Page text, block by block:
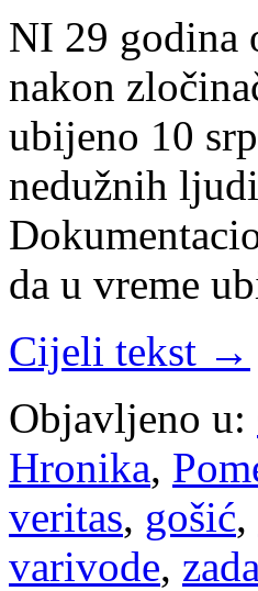
NI 29 godina
nakon
ubijeno 10
nedužnih
da u vreme
Cijeli tekst →
Objavljeno u:
Hronika,
veritas, gošić,
varivode,